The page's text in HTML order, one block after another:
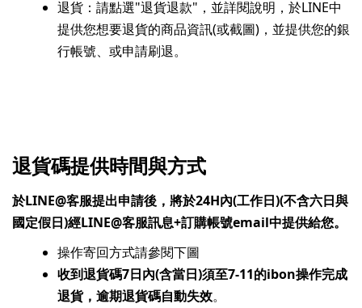
退貨：請點選"退貨退款"，並詳閱說明，於LINE中
提供您想要退貨的商品資訊(或截圖)，並提供您的銀
行帳號、或申請刷退。
退貨碼提供時間與方式
於LINE@客服提出申請後，將於24H內(工作日)(不含六日與
國定假日)經LINE@客服訊息+訂購帳號email中提供給您。
操作寄回方式請參閱下圖
收到退貨碼7日內(含當日)須至7-11的ibon操作完成
退貨，逾期退貨碼自動失效。